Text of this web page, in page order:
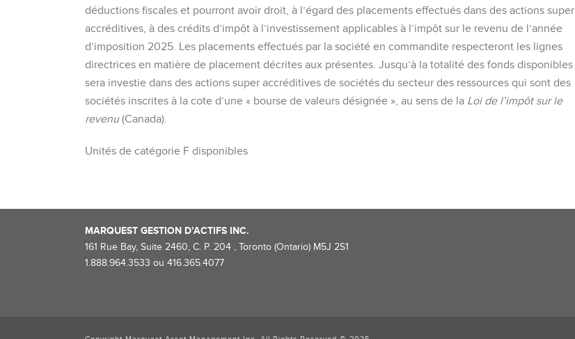
déductions fiscales et pourront avoir droit, à l’égard des placements effectués dans des actions super
accréditives, à des crédits d’impôt à l’investissement applicables à l’impôt sur le revenu de l’année
d’imposition 2025. Les placements effectués par la société en commandite respecteront les lignes
directrices en matière de placement décrites aux présentes. Jusqu’à la totalité des fonds disponibles
sera investie dans des actions super accréditives de sociétés du secteur des ressources qui sont des
sociétés inscrites à la cote d’une « bourse de valeurs désignée », au sens de la Loi de l’impôt sur le
revenu(Canada).
Unités de catégorie F disponibles
MARQUEST GESTION D’ACTIFS INC.
161 Rue Bay, Suite 2460, C. P. 204 , Toronto (Ontario) M5J 2S1
1.888.964.3533 ou 416.365.4077